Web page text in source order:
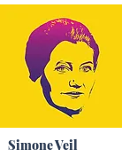
Simone Veil